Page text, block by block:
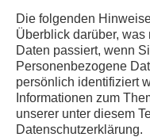
Die folgenden
Überblick darüber,
Daten passiert, wenn
Personenbezogene
persönlich identifiziert
Informationen zum
unserer unter diesem
Datenschutzerklärung.